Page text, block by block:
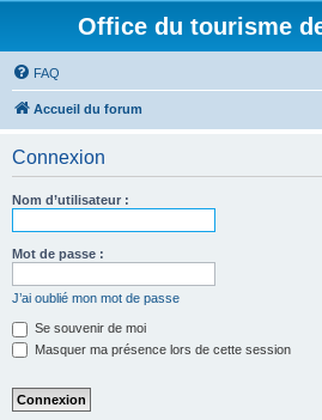
Office du tourisme
FAQ
Accueil du forum
Connexion
Nom d’utilisateur :
Mot de passe :
J’ai oublié mon mot de passe
Se souvenir de moi
Masquer ma présence lors de cette session